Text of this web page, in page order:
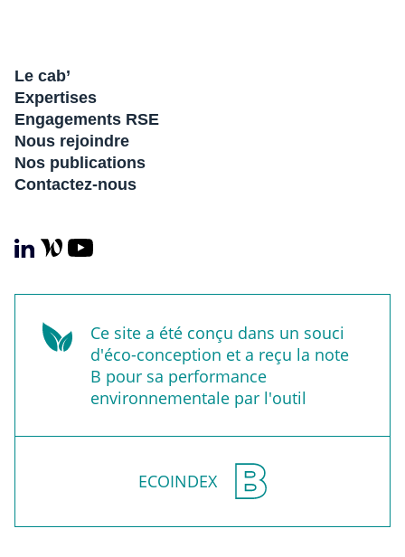
Le cab’
Expertises
Engagements RSE
Nous rejoindre
Nos publications
Contactez-nous
Ce site a été conçu dans un souci
d'éco-conception et a reçu la note
B pour sa performance
environnementale par l'outil
ECOINDEX